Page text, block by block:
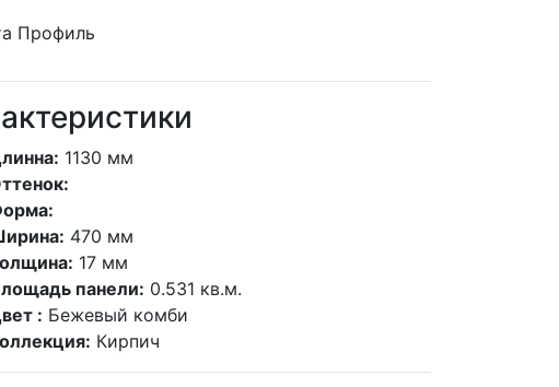
1130 мм
470 мм
17 мм
панели: 0.531 кв.м.
: Бежевый комби
Кирпич